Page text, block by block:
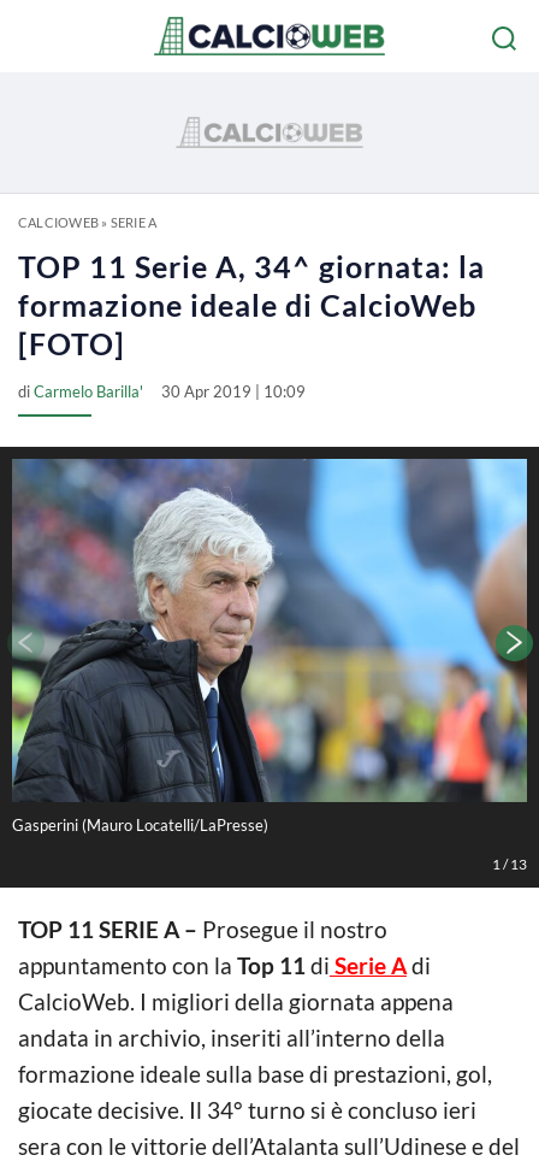
CALCIOWEB» SERIE A
TOP 11 Serie A, 34^ giornata: la
formazione ideale di CalcioWeb
[FOTO]
diCarmelo Barilla' 30 Apr 2019 | 10:09
Gasperini (Mauro Locatelli/LaPresse)
1 /13
TOP 11 SERIE A – Prosegue il nostro
appuntamento con la Top 11di Serie Adi
CalcioWeb. I migliori della giornata appena
andata in archivio, inseriti all’interno della
formazione ideale sulla base di prestazioni, gol,
giocate decisive. Il 34° turno si è concluso ieri
sera con le vittorie dell’Atalanta sull’Udinese e del